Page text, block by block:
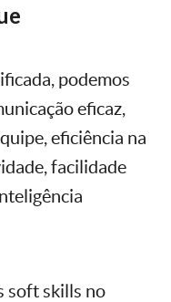
podemos
eficaz,
eficiência na
facilidade
soft skills no